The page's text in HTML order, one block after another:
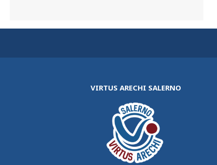
VIRTUS ARECHI SALERNO